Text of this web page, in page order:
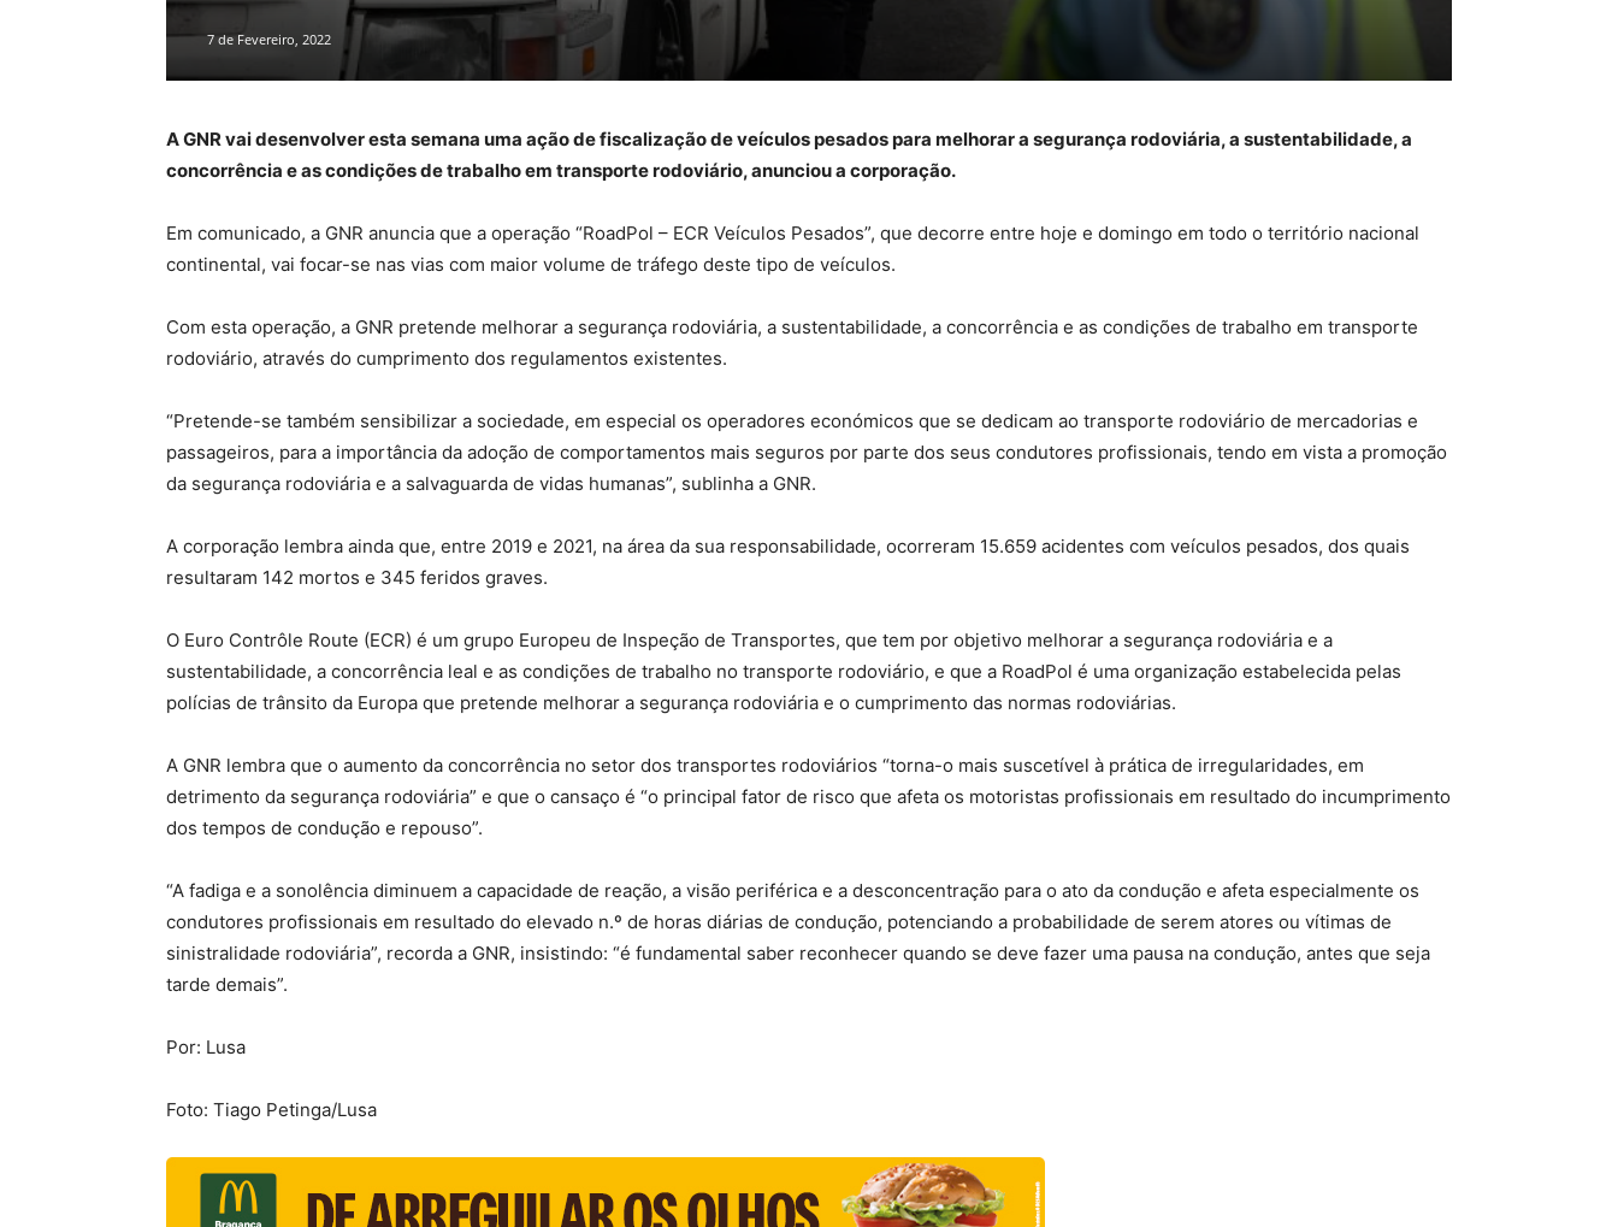
7 de Fevereiro, 2022
A GNR vai desenvolver esta semana uma ação de fiscalização de veículos pesados para melhorar a segurança rodoviária, a sustentabilidade, a
concorrência e as condições de trabalho em transporte rodoviário, anunciou a corporação.
Em comunicado, a GNR anuncia que a operação “RoadPol – ECR Veículos Pesados”, que decorre entre hoje e domingo em todo o território nacional
continental, vai focar-se nas vias com maior volume de tráfego deste tipo de veículos.
Com esta operação, a GNR pretende melhorar a segurança rodoviária, a sustentabilidade, a concorrência e as condições de trabalho em transporte
rodoviário, através do cumprimento dos regulamentos existentes.
“Pretende-se também sensibilizar a sociedade, em especial os operadores económicos que se dedicam ao transporte rodoviário de mercadorias e
passageiros, para a importância da adoção de comportamentos mais seguros por parte dos seus condutores profissionais, tendo em vista a promoção
da segurança rodoviária e a salvaguarda de vidas humanas”, sublinha a GNR.
A corporação lembra ainda que, entre 2019 e 2021, na área da sua responsabilidade, ocorreram 15.659 acidentes com veículos pesados, dos quais
resultaram 142 mortos e 345 feridos graves.
O Euro Contrôle Route (ECR) é um grupo Europeu de Inspeção de Transportes, que tem por objetivo melhorar a segurança rodoviária e a
sustentabilidade, a concorrência leal e as condições de trabalho no transporte rodoviário, e que a RoadPol é uma organização estabelecida pelas
polícias de trânsito da Europa que pretende melhorar a segurança rodoviária e o cumprimento das normas rodoviárias.
A GNR lembra que o aumento da concorrência no setor dos transportes rodoviários “torna-o mais suscetível à prática de irregularidades, em
detrimento da segurança rodoviária” e que o cansaço é “o principal fator de risco que afeta os motoristas profissionais em resultado do incumprimento
dos tempos de condução e repouso”.
“A fadiga e a sonolência diminuem a capacidade de reação, a visão periférica e a desconcentração para o ato da condução e afeta especialmente os
condutores profissionais em resultado do elevado n.º de horas diárias de condução, potenciando a probabilidade de serem atores ou vítimas de
sinistralidade rodoviária”, recorda a GNR, insistindo: “é fundamental saber reconhecer quando se deve fazer uma pausa na condução, antes que seja
tarde demais”.
Por: Lusa
Foto: Tiago Petinga/Lusa